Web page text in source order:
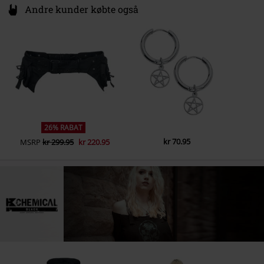
Andre kunder købte også
26% RABAT
MSRP kr 299.95 kr 220.95 kr 70.95